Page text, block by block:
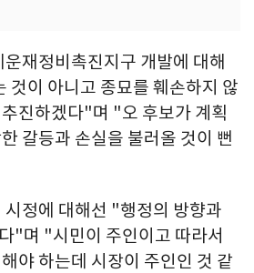
재정비촉진지구 개발에 대해
것이 아니고 종묘를 훼손하지 않
진하겠다"며 "오 후보가 계획
갈등과 손실을 불러올 것이 뻔
시정에 대해선 "행정의 방향과
"며 "시민이 주인이고 따라서
야 하는데 시장이 주인인 것 같